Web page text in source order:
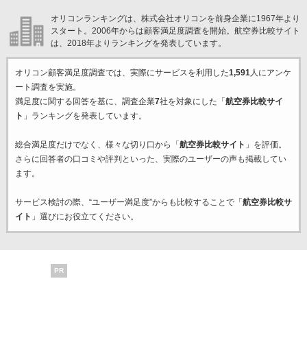
オリコンランキングは、株式会社オリコンを前身企業に1967年より
スタート。2006年からは顧客満足度調査を開始。航空券比較サイト
は、2018年よりランキングを発表しています。
オリコン顧客満足度調査では、実際にサービスを利用した1,591人にアンケ
ート調査を実施。
満足度に関する回答を基に、調査企業7社を対象にした「 航空券比較サイ
ト 」ランキングを発表しています。
総合満足度だけでなく、様々な切り口から「 航空券比較サイト 」を評価。
さらに回答者の口コミや評判といった、実際のユーザーの声も掲載してい
ます。
サービス検討の際、“ユーザー満足度”からも比較することで「 航空券比較サ
イト 」選びにお役立てください。
PR